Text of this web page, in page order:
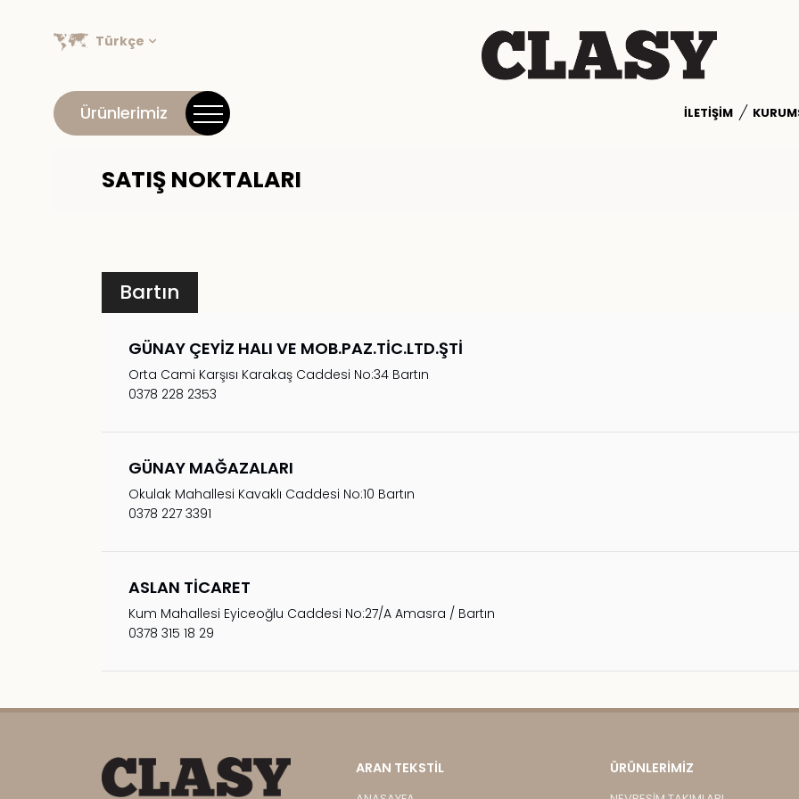
Türkçe
Ürünlerimiz İLETIŞIM
SATIŞ NOKTALARI
Bartın
GÜNAY ÇEYİZ HALI VE MOB.PAZ.TİC.LTD.ŞTİ
Orta Cami Karşısı Karakaş Caddesi No:34 Bartın
0378 228 2353
GÜNAY MAĞAZALARI
Okulak Mahallesi Kavaklı Caddesi No:10 Bartın
0378 227 3391
ASLAN TİCARET
Kum Mahallesi Eyiceoğlu Caddesi No:27/A Amasra / Bartın
0378 315 18 29
ARAN TEKSTİL ÜRÜNLERIMIZ